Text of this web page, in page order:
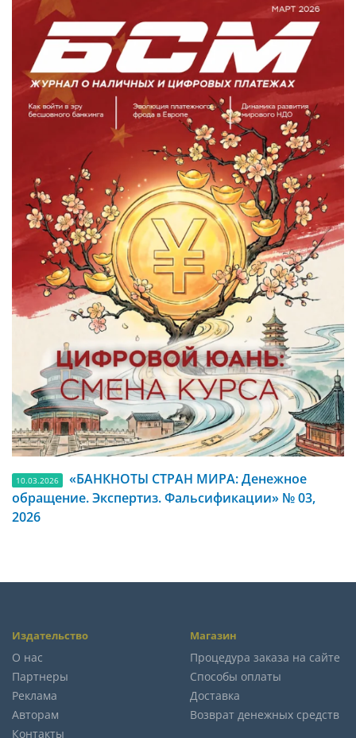
10.03.2026
«БАНКНОТЫ СТРАН МИРА: Денежное
обращение. Экспертиз. Фальсификации» № 03,
2026
Издательство
О нас
Партнеры
Реклама
Авторам
Контакты
Магазин
Процедура заказа на сайте
Способы оплаты
Доставка
Возврат денежных средств